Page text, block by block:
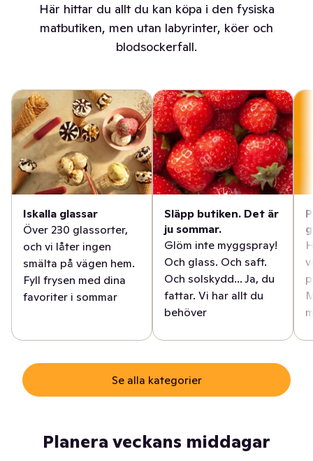
Här hittar du allt du kan köpa i den fysiska
matbutiken, men utan labyrinter, köer och
blodsockerfall.
Iskalla glassar
Över 230 glassorter,
och vi låter ingen
smälta på vägen hem.
Fyll frysen med dina
favoriter i sommar
Släpp butiken. Det är
ju sommar.
Glöm inte myggspray!
Och glass. Och saft.
Och solskydd... Ja, du
fattar. Vi har allt du
behöver
Se alla kategorier
Planera veckans middagar